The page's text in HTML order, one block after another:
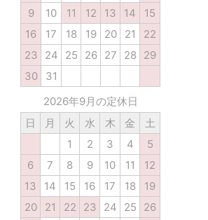
9
10 11 12 13 14
15
16
17 18 19 20 21
22
23
24 25 26 27 28
29
30
31
2026年9月の定休日
日
月 火 水 木 金
土
1
2 3 4
5
6
7 8 9 10 11
12
13
14 15 16 17 18
19
20
21 22 23 24 25
26